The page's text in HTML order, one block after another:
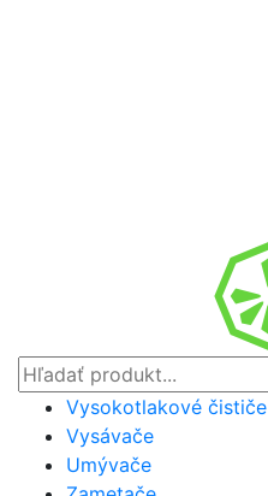
Vysokotlakové čističe
Vysávače
Umývače